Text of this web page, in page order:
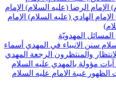
(عليه السلام) الإمام
(عليه السلام) الإمام
في المهديأسماء
الرجعةالمهدي
عليه السلام
عليه السلام